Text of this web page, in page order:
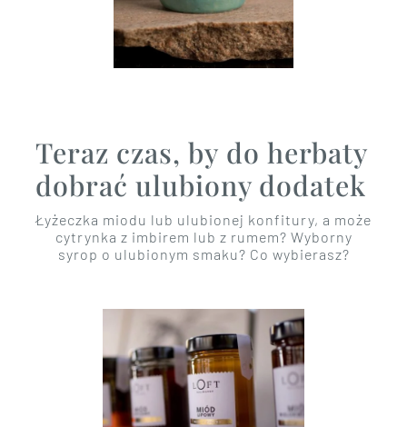
Teraz czas, by do herbaty
dobrać ulubiony dodatek
Łyżeczka miodu lub ulubionej konfitury, a może
cytrynka z imbirem lub z rumem? Wyborny
syrop o ulubionym smaku? Co wybierasz?